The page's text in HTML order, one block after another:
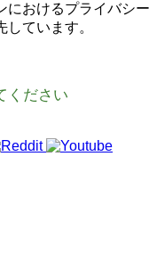
におけるプライバシー
ています。
ください